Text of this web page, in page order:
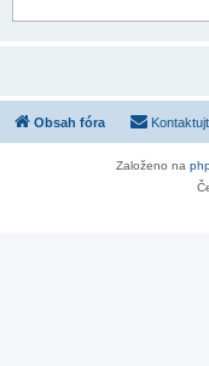
Obsah fóra
Založeno na